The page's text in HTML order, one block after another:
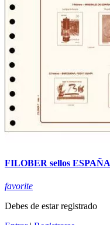
FILOBER sellos
favorite
Debes de estar registrado